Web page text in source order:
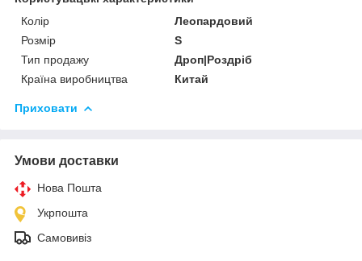
Колір
Леопардовий
Розмір
S
Тип продажу
Дроп|Роздріб
Країна виробництва
Китай
Приховати
Умови доставки
Нова Пошта
Укрпошта
Самовивіз